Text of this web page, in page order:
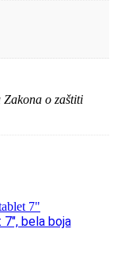
o zaštiti
bela boja